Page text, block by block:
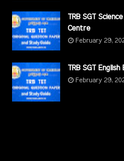
TRB SGT
Centre
February 29,
TRB SGT
February 29,